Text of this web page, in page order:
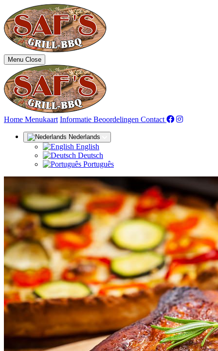
Menu Close
Home (huidige)
Menukaart Informatie Beoordelingen Contact
Nederlands
English
Deutsch
Português